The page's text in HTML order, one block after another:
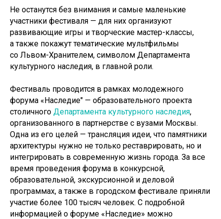
Не останутся без внимания и самые маленькие
участники фестиваля — для них организуют
развивающие игры и творческие мастер-классы,
а также покажут тематические мультфильмы
со Львом-Хранителем, символом Департамента
культурного наследия, в главной роли.
Фестиваль проводится в рамках молодежного
форума «Наследие" — образовательного проекта
столичного Департамента культурного наследия,
организованного в партнерстве с вузами Москвы.
Одна из его целей — трансляция идеи, что памятники
архитектуры нужно не только реставрировать, но и
интегрировать в современную жизнь города. За все
время проведения форума в конкурсной,
образовательной, экскурсионной и деловой
программах, а также в городском фестивале приняли
участие более 100 тысяч человек. С подробной
информацией о форуме «Наследие» можно